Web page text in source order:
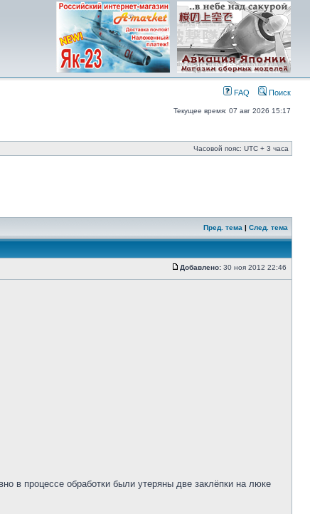
FAQ Поиск
Текущее время: 07 авг 2026 15:17
Часовой пояс: UTC + 3 часа
Пред. тема | След. тема
Добавлено: 30 ноя 2012 22:46
в процессе обработки были утеряны две заклёпки на люке